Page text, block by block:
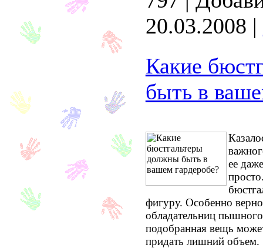
20.03.2008 |
Какие
быть в
ее
фигуру. Особенно
обладательниц
подобранная вещь
придать лишний объем.